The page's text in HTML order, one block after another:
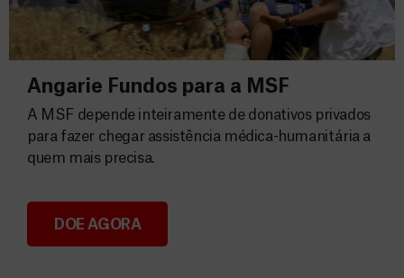
Angarie Fundos para a MSF
Angarie Fundos para a MSF
A MSF depende inteiramente de donativos privados
para fazer chegar assistência médica-humanitária a
quem mais precisa.
DOE AGORA